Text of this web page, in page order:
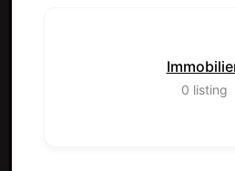
0 listing